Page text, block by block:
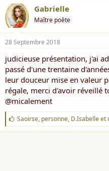
Gabrielle
Maître poète
28 Septembre 2018
judicieuse présentation, j'ai
passé d'une trentaine
leur douceur mise en valeur
régale, merci d'avoir réveillé
@micalement
J
'
a
Saoirse, personne, D.Isabelleet